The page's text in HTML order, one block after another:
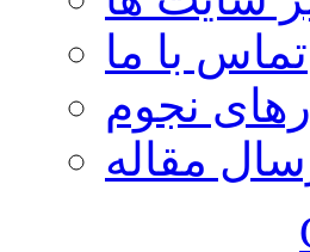
تماس با ما
نجوم
مقاله